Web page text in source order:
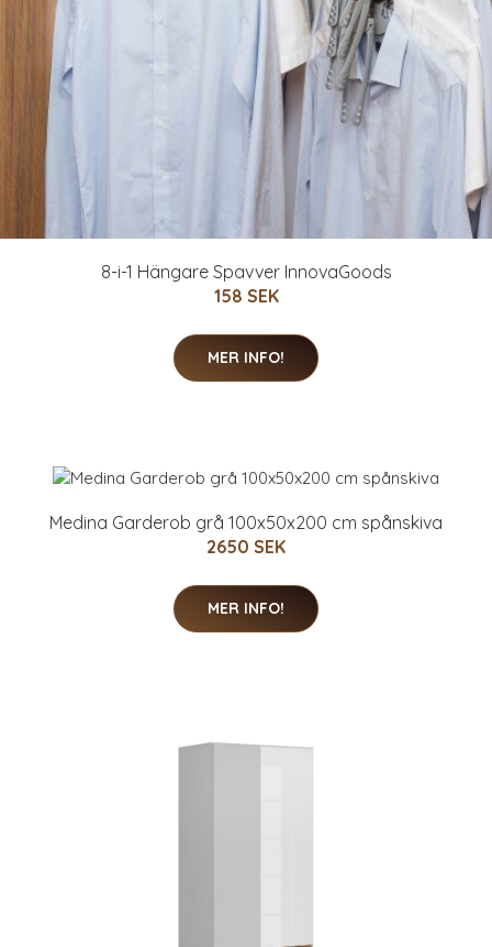
8-i-1 Hängare Spavver InnovaGoods
158 SEK
MER INFO!
Medina Garderob grå 100x50x200 cm spånskiva
2650 SEK
MER INFO!